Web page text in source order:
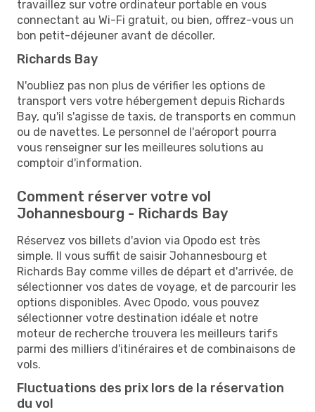
travaillez sur votre ordinateur portable en vous
connectant au Wi-Fi gratuit, ou bien, offrez-vous un
bon petit-déjeuner avant de décoller.
Richards Bay
N'oubliez pas non plus de vérifier les options de
transport vers votre hébergement depuis Richards
Bay, qu'il s'agisse de taxis, de transports en commun
ou de navettes. Le personnel de l'aéroport pourra
vous renseigner sur les meilleures solutions au
comptoir d'information.
Comment réserver votre vol
Johannesbourg - Richards Bay
Réservez vos billets d'avion via Opodo est très
simple. Il vous suffit de saisir Johannesbourg et
Richards Bay comme villes de départ et d'arrivée, de
sélectionner vos dates de voyage, et de parcourir les
options disponibles. Avec Opodo, vous pouvez
sélectionner votre destination idéale et notre
moteur de recherche trouvera les meilleurs tarifs
parmi des milliers d'itinéraires et de combinaisons de
vols.
Fluctuations des prix lors de la réservation
du vol